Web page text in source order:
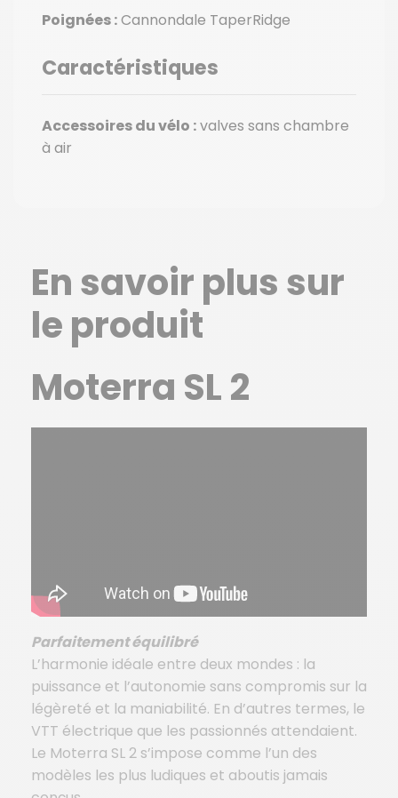
Poignées :Cannondale TaperRidge
Caractéristiques
Accessoires du vélo :valves sans chambre
à air
En savoir plus sur
le produit
Moterra SL 2
Parfaitement équilibré
L’harmonie idéale entre deux mondes : la
puissance et l’autonomie sans compromis sur la
légèreté et la maniabilité. En d’autres termes, le
VTT électrique que les passionnés attendaient.
Le Moterra SL 2 s’impose comme l’un des
modèles les plus ludiques et aboutis jamais